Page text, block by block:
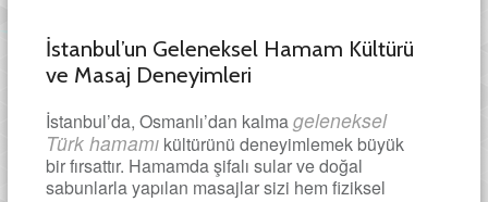
İstanbul’un Geleneksel Hamam Kültürü
ve Masaj Deneyimleri
İstanbul’da, Osmanlı’dan kalmageleneksel
Türk hamamıkültürünü deneyimlemek büyük
bir fırsattır. Hamamda şifalı sular ve doğal
sabunlarla yapılan masajlar sizi hem fiziksel